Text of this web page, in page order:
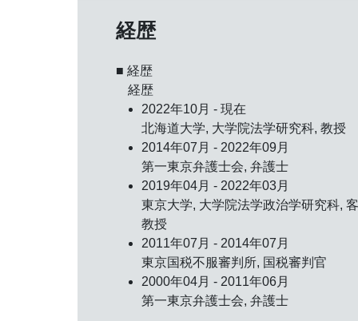
経歴
■ 経歴
経歴
2022年10月 - 現在
北海道大学, 大学院法学研究科, 教授
2014年07月 - 2022年09月
第一東京弁護士会, 弁護士
2019年04月 - 2022年03月
東京大学, 大学院法学政治学研究科,
教授
2011年07月 - 2014年07月
東京国税不服審判所, 国税審判官
2000年04月 - 2011年06月
第一東京弁護士会, 弁護士